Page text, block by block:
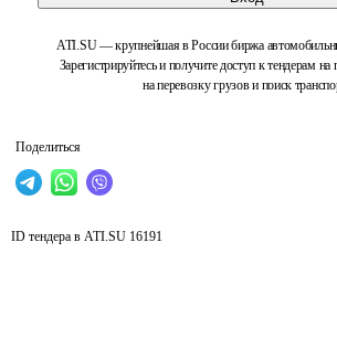
ATI.SU — крупнейшая в России биржа
Зарегистрируйтесь и получите доступ к тендерам на
на перевозку грузов и поиск
Поделиться
ID тендера в ATI.SU 16191